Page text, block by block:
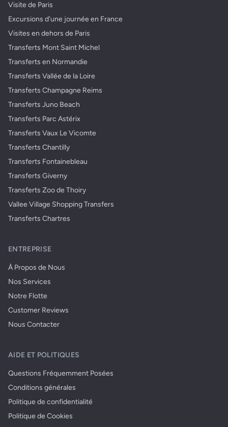
Visite de Paris
Excursions d'une journée en France
Visites en dehors de Paris
Transferts Mont Saint Michel
Transferts en Normandie
Transferts Vallée de la Loire
Transferts Champagne Reims
Transferts Juno Beach
Transferts Parc Astérix
Transferts Vaux Le Vicomte
Transferts Chantilly
Transferts Fontainebleau
Transferts Giverny
Transferts Zoo de Thoiry
Vallee Village Shopping Transfers
Transferts Chartres
ENTREPRISE
À Propos de Nous
Nos Services
Notre Flotte
Customer Reviews
Nous Contacter
AIDE ET POLITIQUES
Questions Fréquemment Posées
Conditions générales
Politique de confidentialité
Politique de Cookies